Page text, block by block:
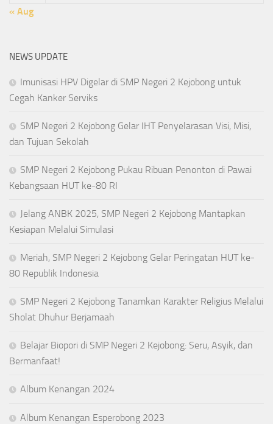
« Aug
NEWS UPDATE
Imunisasi HPV Digelar di SMP Negeri 2 Kejobong untuk
Cegah Kanker Serviks
SMP Negeri 2 Kejobong Gelar IHT Penyelarasan Visi, Misi,
dan Tujuan Sekolah
SMP Negeri 2 Kejobong Pukau Ribuan Penonton di Pawai
Kebangsaan HUT ke-80 RI
Jelang ANBK 2025, SMP Negeri 2 Kejobong Mantapkan
Kesiapan Melalui Simulasi
Meriah, SMP Negeri 2 Kejobong Gelar Peringatan HUT ke-
80 Republik Indonesia
SMP Negeri 2 Kejobong Tanamkan Karakter Religius Melalui
Sholat Dhuhur Berjamaah
Belajar Biopori di SMP Negeri 2 Kejobong: Seru, Asyik, dan
Bermanfaat!
Album Kenangan 2024
Album Kenangan Esperobong 2023